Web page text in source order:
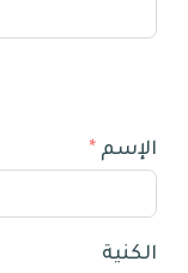
الإسم
الكنية